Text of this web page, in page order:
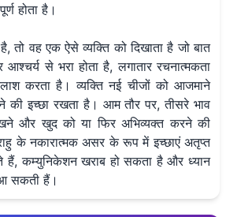
होता है।
तो वह एक ऐसे व्यक्ति को दिखाता है जो बात
से भरा होता है, लगातार रचनात्मकता
करता है। व्यक्ति नई चीजों को आजमाने
की इच्छा रखता है। आम तौर पर, तीसरे भाव
और खुद को या फिर अभिव्यक्त करने की
के नकारात्मक असर के रूप में इच्छाएं अतृप्त
हैं, कम्युनिकेशन खराब हो सकता है और ध्यान
सकती हैं।